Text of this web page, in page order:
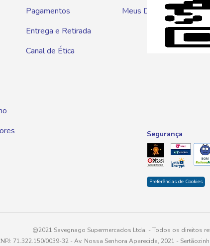
Pagamentos
Entrega e Retirada
Canal de Ética
Meus Descontos
Segurança
Preferências de Cookies
@2021 Savegnago Supermercados Ltda. - Todos os direitos
71.322.150/0039-32 - Av. Nossa Senhora Aparecida, 2021 -